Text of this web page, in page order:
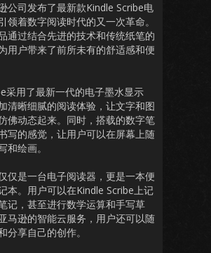
公司发布了最新款Kindle Scribe电
领着数字阅读时代的又一次革命。
通过结合先进的技术和传统纸笔的
用户带来了前所未有的舒适感和便
采用了最新一代的电子墨水显示
清晰细腻的阅读体验，让文字和图
佛动态起来。同时，搭载的数字笔
写的感觉，让用户可以在屏幕上随
和绘画。
仅是一台电子阅读器，更是一本便
本。用户可以在Kindle Scribe上记
记，甚至进行数学运算和手写草
马逊的智能云服务，用户还可以随
分享自己的创作。